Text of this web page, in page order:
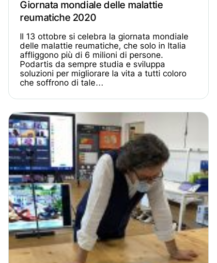
Giornata mondiale delle malattie
reumatiche 2020
Il 13 ottobre si celebra la giornata mondiale
delle malattie reumatiche, che solo in Italia
affliggono più di 6 milioni di persone.
Podartis da sempre studia e sviluppa
soluzioni per migliorare la vita a tutti coloro
che soffrono di tale…